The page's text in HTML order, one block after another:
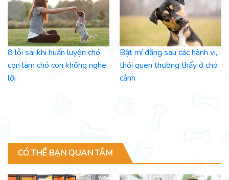
8 lỗi sai khi huấn luyện chó
con làm chó con không nghe
lời
Bật mí đằng sau các hành vi,
thói quen thường thấy ở chó
cảnh
CÓ THỂ BẠN QUAN TÂM